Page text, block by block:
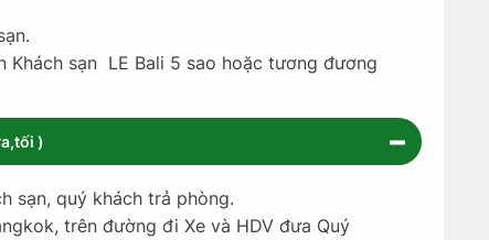
Khách sạn LE Bali 5 sao hoặc tương đương
)
sạn, quý khách trả phòng.
trên đường đi Xe và HDV đưa Quý